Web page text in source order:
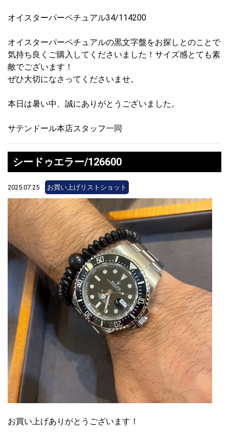
オイスターパーペチュアル34/114200
オイスターパーペチュアルの黒文字盤をお探しとのことで
気持ち良くご購入してくださいました！サイズ感とても素
敵でございます！
ぜひ大切になさってくださいませ。
本日は暑い中、誠にありがとうございました。
サテンドール本店スタッフ一同
シードゥエラー/126600
2025.07.25 お買い上げリストショット
お買い上げありがとうございます！